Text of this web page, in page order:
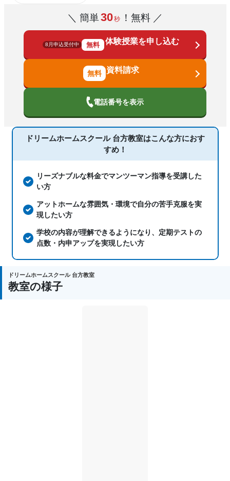
ライン対応、1科目から受講可能
科目 国語、算数、数学、理科、社会、英語
＼ 簡単30秒 ！無料 ／
8月申込受付中 無料 体験授業を申し込む
資料請求
電話番号を表示
ドリームホームスクール 台方教室はこんな方におす
すめ！
リーズナブルな料金でマンツーマン指導を受講した
い方
アットホームな雰囲気・環境で自分の苦手克服を実
現したい方
学校の内容が理解できるようになり、定期テストの
点数・内申アップを実現したい方
ドリームホームスクール 台方教室
教室の様子